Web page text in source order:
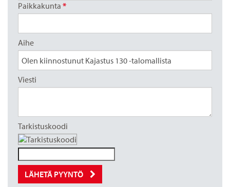
Paikkakunta *
Aihe
Viesti
Tarkistuskoodi
LÄHETÄ PYYNTÖ